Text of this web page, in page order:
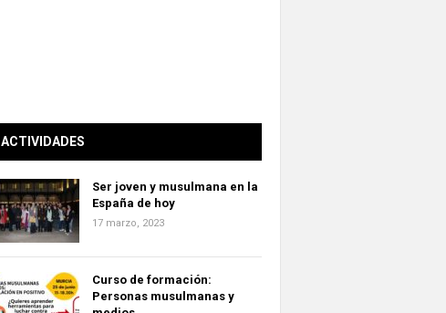
ACTIVIDADES
Ser joven y musulmana en la
España de hoy
17 marzo, 2023
Curso de formación:
Personas musulmanas y